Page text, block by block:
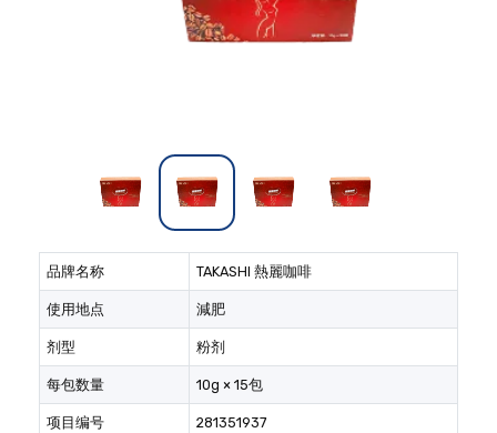
品牌名称 TAKASHI 熱麗咖啡
使用地点 減肥
剂型 粉剂
每包数量 10g × 15包
项目编号 281351937